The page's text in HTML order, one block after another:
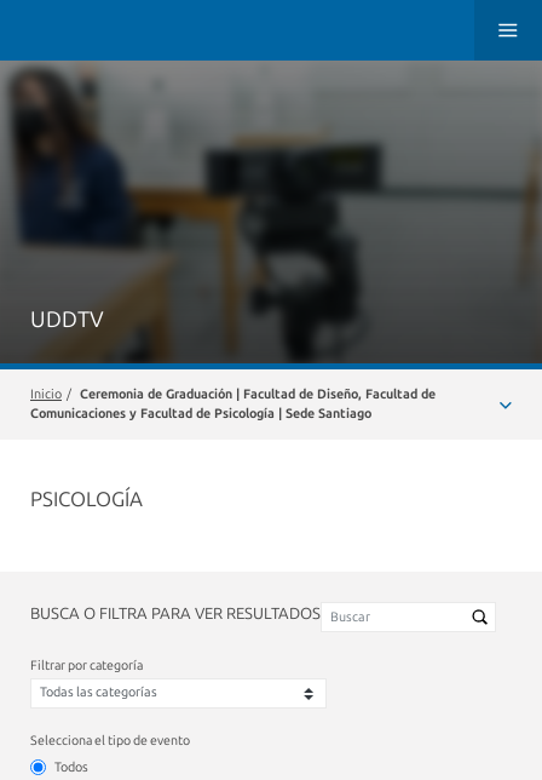
UDDTV
Inicio / Ceremonia de Graduación | Facultad de Diseño, Facultad de
Comunicaciones y Facultad de Psicología | Sede Santiago
PSICOLOGÍA
BUSCA O FILTRA PARA VER RESULTADOS
Filtrar por categoría
Selecciona el tipo de evento
Todos